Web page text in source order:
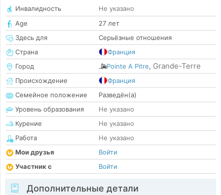
Инвалидность
Не указано
Age
27 лет
Здесь для
Серьёзные отношения
Страна
Франция
Город
Pointe A Pitre, Grande-Terre
Происхождение
Франция
Семейное положение
Разведён(а)
Уровень образования
Не указано
Курение
Не указано
Работа
Не указано
Мои друзья
Войти
Участник с
Войти
Дополнительные детали